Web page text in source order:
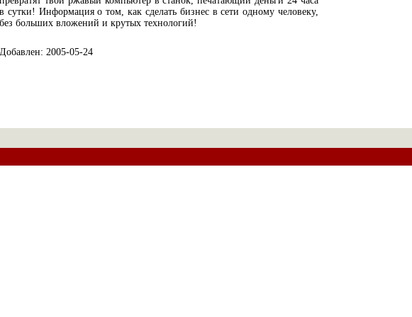
в сутки! Информация о том, как сделать бизнес в сети одному человеку,
без больших вложений и крутых технологий!
Добавлен: 2005-05-24